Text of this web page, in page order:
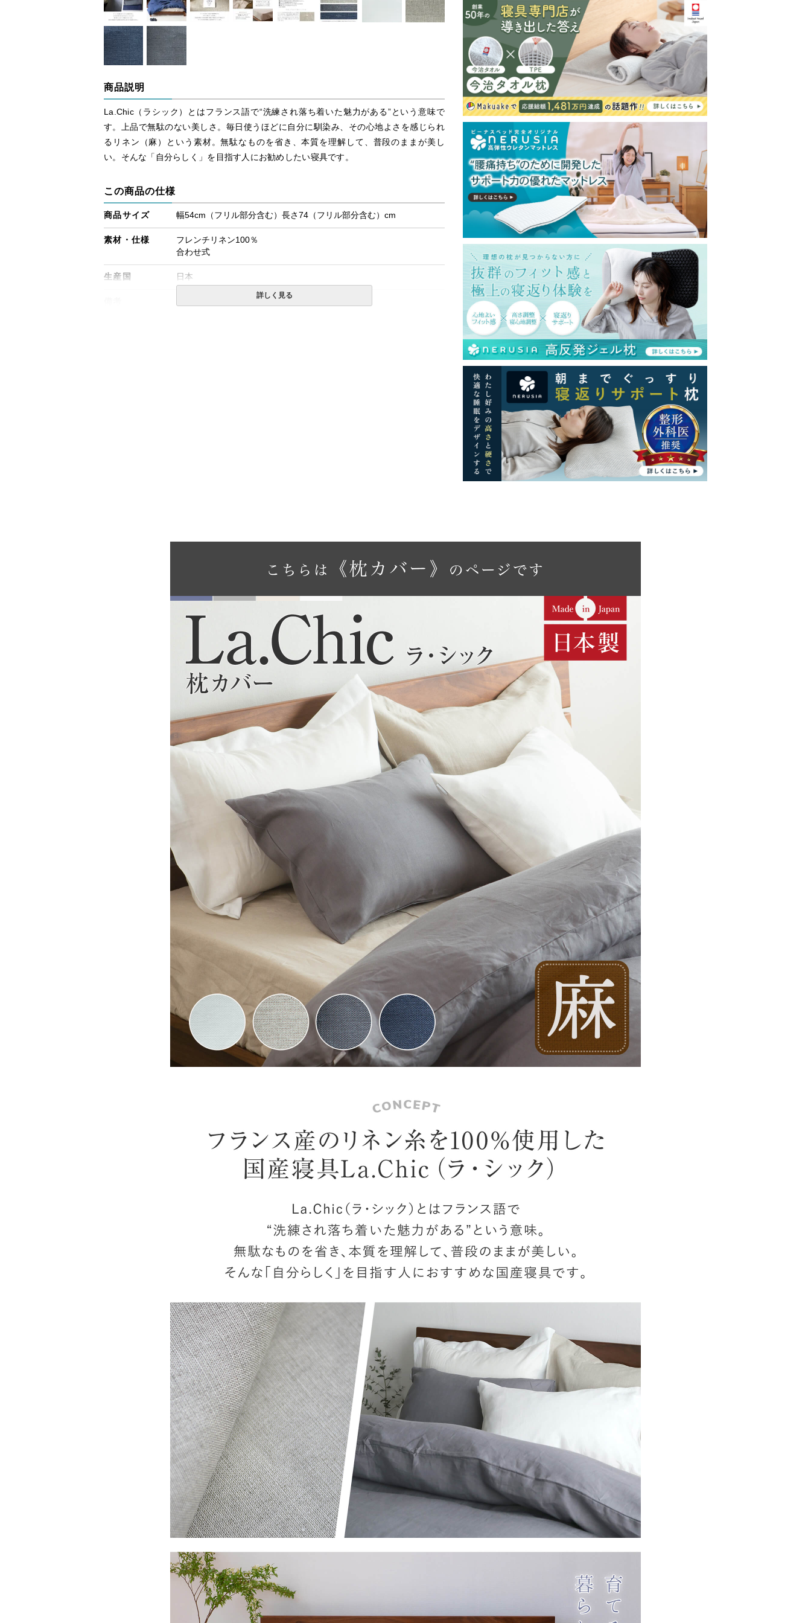
商品説明
La.Chic（ラシック）とはフランス語で“洗練され落ち着いた魅力がある”という意味で
す。上品で無駄のない美しさ。毎日使うほどに自分に馴染み、その心地よさを感じられ
るリネン（麻）という素材。無駄なものを省き、本質を理解して、普段のままが美し
い。そんな「自分らしく」を目指す人にお勧めしたい寝具です。
この商品の仕様
商品サイズ 幅54cm（フリル部分含む）長さ74（フリル部分含む）cm
素材・仕様
フレンチリネン100％
合わせ式
生産国 日本
詳しく見る